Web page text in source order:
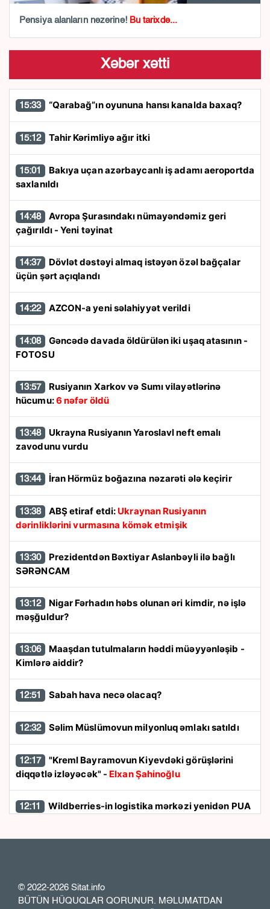
Pensiya alanların nəzərinə! Bu tarixdə...
Xəbər xətti
15:33 “Qarabağ”ın oyununa hansı kanalda baxaq?
15:12 Tahir Kərimliyə ağır itki
15:01
saxlanıldı
14:48
çağırıldı - Yeni təyinat
14:37
üçün şərt açıqlandı
14:22 AZCON-a yeni səlahiyyət verildi
14:08
FOTOSU
13:57
hücumu:6 nəfər öldü
13:48
zavodunu vurdu
13:44 İran Hörmüz boğazına nəzarəti ələ keçirir
13:38 ABŞ etiraf etdi: Ukraynan Rusiyanın
dərinliklərini vurmasına kömək etmişik
13:30
SƏRƏNCAM
13:12
məşğuldur?
13:06
Kimlərə aiddir?
12:51 Sabah hava necə olacaq?
12:32 Səlim Müslümovun milyonluq əmlakı satıldı
12:17
diqqətlə izləyəcək" - Elxan Şahinoğlu
12:11
11:50 Nazirlik küləklə bağlı XƏBƏRDARLIQ ETDİ -
© 2022-2026 Sitat.info
BÜTÜN HÜQUQLAR QORUNUR. MƏLUMATDAN